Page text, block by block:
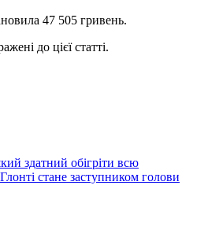
47 505 гривень.
до цієї статті.
здатний обігріти всю
стане заступником голови